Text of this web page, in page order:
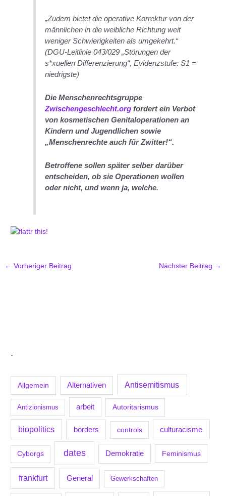
.
Allgemein Alternativen Antisemitismus
Antizionismus arbeit Autoritarismus
biopolitics borders controls culturacisme
Cyborgs dates Demokratie Feminismus
frankfurt General Gewerkschaften
„Zudem bietet die operative Korrektur von der
männlichen in die weibliche Richtung weit
weniger Schwierigkeiten als umgekehrt.“
(DGU-Leitlinie 043/029 „Störungen der
s*xuellen Differenzierung“, Evidenzstufe: S1 =
niedrigste)
Die Menschenrechtsgruppe
Zwischengeschlecht.org fordert ein Verbot
von kosmetischen Genitaloperationen an
Kindern und Jugendlichen sowie
„Menschenrechte auch für Zwitter!“.
Betroffene sollen später selber darüber
entscheiden, ob sie Operationen wollen
oder nicht, und wenn ja, welche.
← Vorheriger Beitrag Nächster Beitrag →